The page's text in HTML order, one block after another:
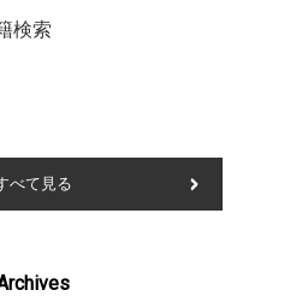
検索
べて見る